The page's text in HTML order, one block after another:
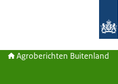
Agroberichten Buitenland